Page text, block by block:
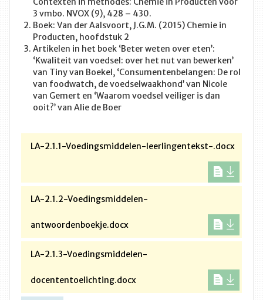
3 vmbo. NVOX (9), 428 – 430.
Boek: Van der Aalsvoort, J.G.M. (2015) Chemie in
Producten, hoofdstuk 2
Artikelen in het boek ‘Beter weten over eten’:
‘Kwaliteit van voedsel: over het nut van bewerken’
van Tiny van Boekel, ‘Consumentenbelangen: De rol
van foodwatch, de voedselwaakhond’ van Nicole
van Gemert en ‘Waarom voedsel veiliger is dan
ooit?’ van Alie de Boer
LA-2.1.1-Voedingsmiddelen-leerlingentekst-.docx
LA-2.1.2-Voedingsmiddelen-
antwoordenboekje.docx
LA-2.1.3-Voedingsmiddelen-
docententoelichting.docx